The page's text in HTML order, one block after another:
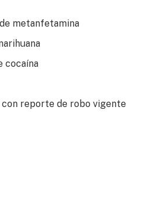
metanfetamina
cocaína
reporte de robo vigente